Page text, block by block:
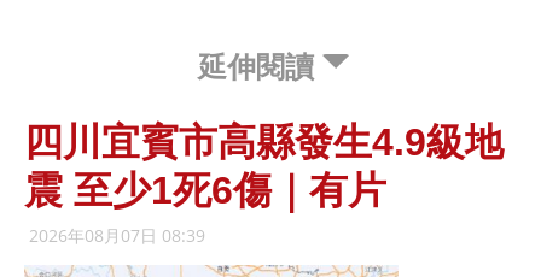
延伸閱讀
四川宜賓市高縣發生4.9級地
震 至少1死6傷｜有片
2026年08月07日 08:39